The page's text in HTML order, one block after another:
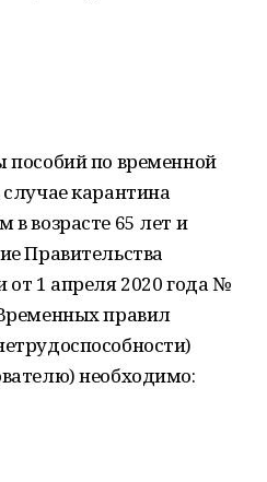
по временной
карантина
возрасте 65 лет и
Правительства
от 1 апреля 2020 года №
правил
необходимо: